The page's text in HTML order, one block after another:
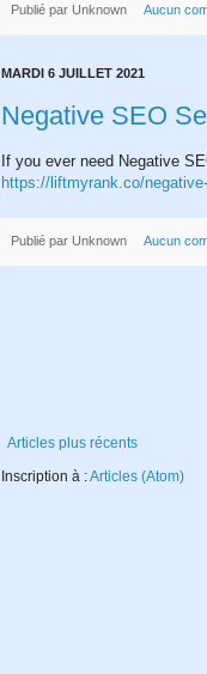
Publié par Unknown Aucun
MARDI 6 JUILLET 2021
Negative SEO
If you ever need Negative
https://liftmyrank.co/
Publié par Unknown Aucun
Articles plus récents
Inscription à :Articles (Atom)